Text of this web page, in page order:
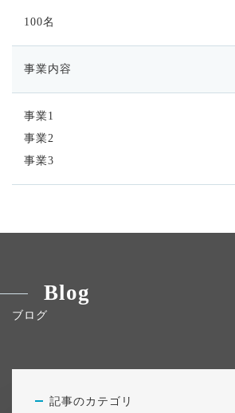
100名
事業内容
事業1
事業2
事業3
Blog
ブログ
記事のカテゴリ